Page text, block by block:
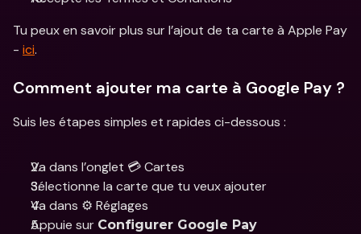
Tu peux en savoir plus sur l’ajout de ta carte à Apple Pay
- ici.
Comment ajouter ma carte à Google Pay ?
Suis les étapes simples et rapides ci-dessous :
Va dans l’onglet 💳 Cartes
Sélectionne la carte que tu veux ajouter
Va dans ⚙️ Réglages
Appuie sur Configurer Google Pay